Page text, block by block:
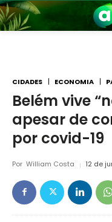
CIDADES ECONOMIA
Belém vive
apesar de
por covid-19
Por William Costa 12 de